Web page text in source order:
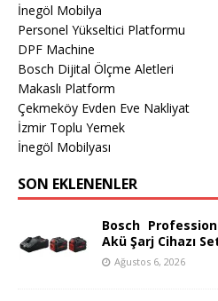
İnegöl Mobilya
Personel Yükseltici Platformu
DPF Machine
Bosch Dijital Ölçme Aletleri
Makaslı Platform
Çekmeköy Evden Eve Nakliyat
İzmir Toplu Yemek
İnegöl Mobilyası
SON EKLENENLER
Bosch
Akü Şarj Cihazı
Ağustos 6, 2026